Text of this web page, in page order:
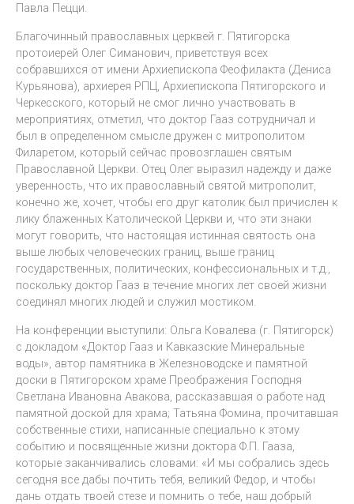
Павла Пецци.
Благочинный православных церквей г. Пятигорска
протоиерей Олег Симанович, приветствуя всех
собравшихся от имени Архиепископа Феофилакта (Дениса
Курьянова), архиерея РПЦ, Архиепископа Пятигорского и
Черкесского, который не смог лично участвовать в
мероприятиях, отметил, что доктор Гааз сотрудничал и
был в определенном смысле дружен с митрополитом
Филаретом, который сейчас провозглашен святым
Православной Церкви. Отец Олег выразил надежду и даже
уверенность, что их православный святой митрополит,
конечно же, хочет, чтобы его друг католик был причислен к
лику блаженных Католической Церкви и, что эти знаки
могут говорить, что настоящая истинная святость она
выше любых человеческих границ, выше границ
государственных, политических, конфессиональных и т.д.,
поскольку доктор Гааз в течение многих лет своей жизни
соединял многих людей и служил мостиком.
На конференции выступили: Ольга Ковалева (г. Пятигорск)
с докладом «Доктор Гааз и Кавказские Минеральные
воды», автор памятника в Железноводске и памятной
доски в Пятигорском храме Преображения Господня
Светлана Ивановна Авакова, рассказавшая о работе над
памятной доской для храма; Татьяна Фомина, прочитавшая
собственные стихи, написанные специально к этому
событию и посвященные жизни доктора Ф.П. Гааза,
которые заканчивались словами: «И мы собрались здесь
сегодня все дабы почтить тебя, великий Федор, и чтобы
дань отдать твоей стезе и помнить о тебе, наш добрый